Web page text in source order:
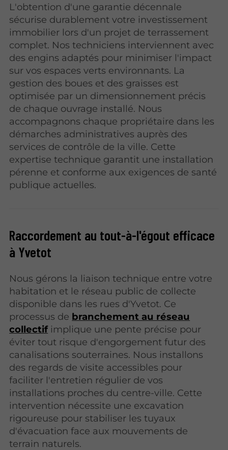
L'obtention d'une garantie décennale
sécurise durablement votre investissement
immobilier lors d'un projet de terrassement
complet. Nos techniciens interviennent avec
des engins adaptés pour minimiser l'impact
sur vos espaces verts environnants. La
gestion des boues et des graisses est
optimisée par un dimensionnement précis
de chaque ouvrage installé. Nous
accompagnons chaque propriétaire dans les
démarches administratives auprès des
services de contrôle de la ville. Cette
expertise technique garantit une installation
pérenne et conforme aux exigences de santé
publique actuelles.
Raccordement au tout-à-l'égout efficace
à Yvetot
Nous gérons la liaison technique entre votre
habitation et le réseau public de collecte
disponible dans les rues d'Yvetot. Ce
processus de branchement au réseau
collectifimplique une pente précise pour
éviter tout risque d'engorgement futur des
canalisations souterraines. Nous installons
des regards de visite accessibles pour
faciliter l'entretien régulier de vos
installations proches du centre-ville. Cette
intervention nécessite une excavation
rigoureuse pour stabiliser les tuyaux
d'évacuation face aux mouvements de
terrain naturels.